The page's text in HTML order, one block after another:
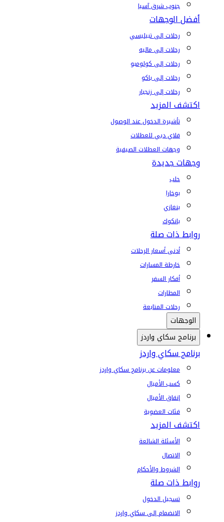
جنوب شرق آسيا
أفضل الوجهات
رحلات إلى تبيليسي
رحلات إلى ماليه
رحلات إلى كولومبو
رحلات إلى باكو
رحلات إلى زنجبار
اكتشف المزيد
تأشيرة الدخول عند الوصول
فلاي دبي للعطلات
وجهات العطلات الصيفية
وجهات جديدة
حلب
بوخارا
بنغازي
بانكوك
روابط ذات صلة
أدنى أسعار الرحلات
خارطة المسارات
أفكار السفر
المطارات
رحلات المتابعة
الوجهات
برنامج سكاي واردز
برنامج سكاي واردز
معلومات عن برنامج سكاي واردز
كسب الأميال
إنفاق الأميال
فئات العضوية
اكتشف المزيد
الأسئلة الشائعة
الاتصال
الشروط والأحكام
روابط ذات صلة
تسجيل الدخول
الانضمام إلى سكاي واردز